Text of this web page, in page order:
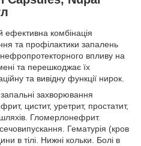
комбінація
та профілактики запалень
впливу на
та перешкоджає їх
та вивідну функції нирок.
запальні захворювання
цистит, уретрит, простатит,
шляхів. Гломерлонефрит.
Гематурія (кров
в тілі. Нижні кольки. Болі в